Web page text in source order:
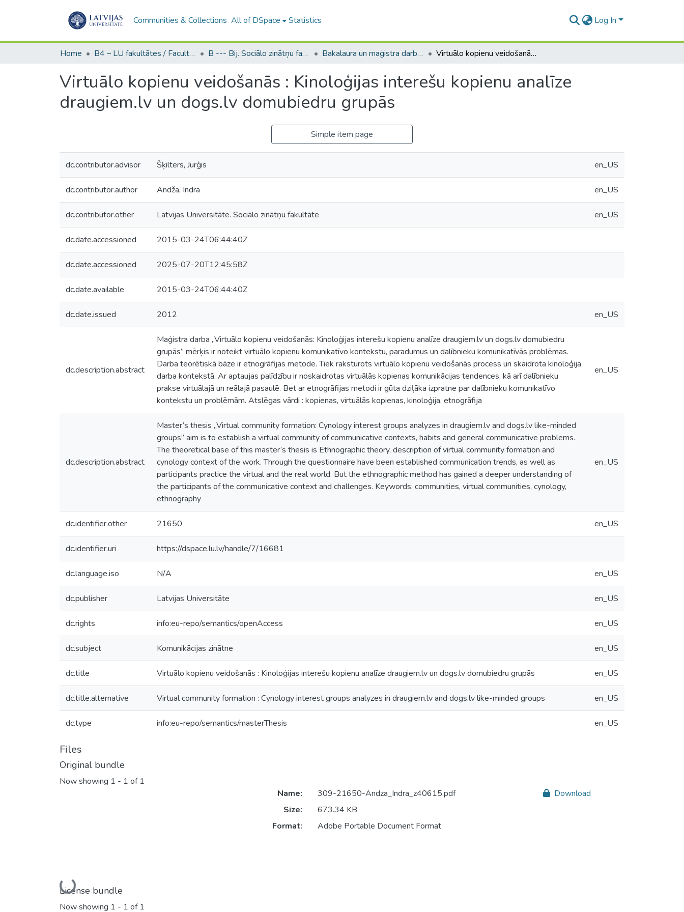
Communities & Collections All of DSpace Statistics Log In
Home B4 – LU fakultātes / Faculties of the UL B --- Bij. Sociālo zinātņu fakultātes noslēguma darbi / Faculty of Social Sciences - Graduate works Bakalaura un maģistra darbi (SZF) / Bachelor's and Master's theses Virtuālo kopienu veidošanās : Kinoloģijas interešu kopienu analīze draugiem.lv un dogs.lv domubiedru grupās
Virtuālo kopienu veidošanās : Kinoloģijas interešu kopienu analīze
draugiem.lv un dogs.lv domubiedru grupās
Simple item page
dc.contributor.advisor Šķilters, Jurģis en_US
dc.contributor.author Andža, Indra en_US
dc.contributor.other Latvijas Universitāte. Sociālo zinātņu fakultāte en_US
dc.date.accessioned 2015-03-24T06:44:40Z
dc.date.accessioned 2025-07-20T12:45:58Z
dc.date.available 2015-03-24T06:44:40Z
dc.date.issued 2012 en_US
dc.description.abstract
Maģistra darba „Virtuālo kopienu veidošanās: Kinoloģijas interešu kopienu analīze draugiem.lv un dogs.lv domubiedru
grupās” mērķis ir noteikt virtuālo kopienu komunikatīvo kontekstu, paradumus un dalībnieku komunikatīvās problēmas.
Darba teorētiskā bāze ir etnogrāfijas metode. Tiek raksturots virtuālo kopienu veidošanās process un skaidrota kinoloģija
darba kontekstā. Ar aptaujas palīdzību ir noskaidrotas virtuālās kopienas komunikācijas tendences, kā arī dalībnieku
prakse virtuālajā un reālajā pasaulē. Bet ar etnogrāfijas metodi ir gūta dziļāka izpratne par dalībnieku komunikatīvo
kontekstu un problēmām. Atslēgas vārdi : kopienas, virtuālās kopienas, kinoloģija, etnogrāfija
en_US
dc.description.abstract
Master’s thesis „Virtual community formation: Cynology interest groups analyzes in draugiem.lv and dogs.lv like-minded
groups” aim is to establish a virtual community of communicative contexts, habits and general communicative problems.
The theoretical base of this master’s thesis is Ethnographic theory, description of virtual community formation and
cynology context of the work. Through the questionnaire have been established communication trends, as well as
participants practice the virtual and the real world. But the ethnographic method has gained a deeper understanding of
the participants of the communicative context and challenges. Keywords: communities, virtual communities, cynology,
ethnography
en_US
dc.identifier.other 21650 en_US
dc.identifier.uri https://dspace.lu.lv/handle/7/16681
dc.language.iso N/A en_US
dc.publisher Latvijas Universitāte en_US
dc.rights info:eu-repo/semantics/openAccess en_US
dc.subject Komunikācijas zinātne en_US
dc.title Virtuālo kopienu veidošanās : Kinoloģijas interešu kopienu analīze draugiem.lv un dogs.lv domubiedru grupās en_US
dc.title.alternative Virtual community formation : Cynology interest groups analyzes in draugiem.lv and dogs.lv like-minded groups en_US
dc.type info:eu-repo/semantics/masterThesis en_US
Files
Original bundle
Now showing 1 - 1 of 1
Loading...
Name:
309-21650-Andza_Indra_z40615.pdf
Size:
673.34 KB
Format:
Adobe Portable Document Format
Download
License bundle
Now showing 1 - 1 of 1